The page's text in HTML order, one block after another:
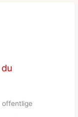
offentlige